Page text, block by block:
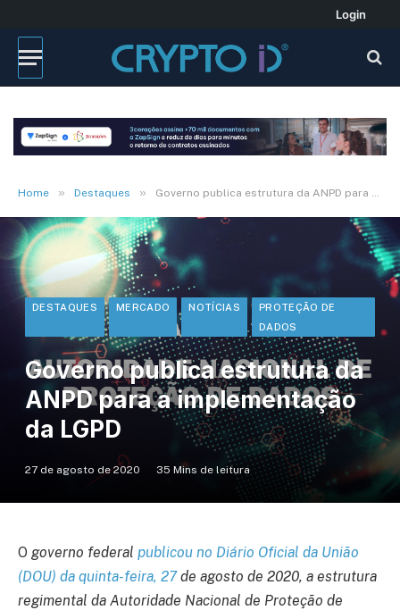
Login
Home » Destaques » Governo publica estrutura da ANPD para a implementação da LGPD
DESTAQUES MERCADO NOTÍCIAS
PROTEÇÃO DE
DADOS
Governo publica estrutura da
ANPD para a implementação
da LGPD
27 de agosto de 2020 35 Mins de leitura
O governo federal publicou no Diário Oficial da União
(DOU) da quinta-feira, 27de agosto de 2020, a estrutura
regimental da Autoridade Nacional de Proteção de